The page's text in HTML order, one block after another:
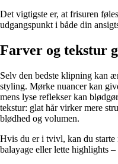
Det vigtigste er, at frisuren
udgangspunkt i både din
Farver og tekstur
Selv den bedste klipning kan
styling. Mørke nuancer kan
mens lyse reflekser kan
tekstur: glat hår virker mere
blødhed og volumen.
Hvis du er i tvivl, kan du
balayage eller lette highlights